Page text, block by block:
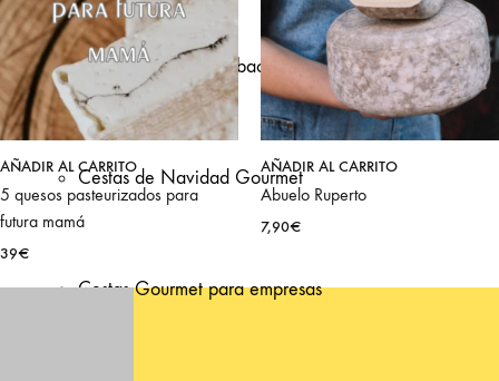
Team building en Bilbao
Cestas de Navidad Gourmet
Cestas Gourmet para empresas
AÑADIR AL CARRITO
5 quesos pasteurizados para
futura mamá
39€
AÑADIR AL CARRITO
Abuelo Ruperto
7,90€